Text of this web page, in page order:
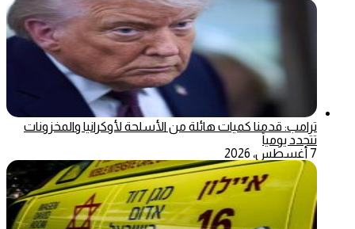
ترامب: قدمنا كميات هائلة من الأسلحة لأوكرانيا والمخزونات
تتجدد يومياً
7 أغسطس، 2026